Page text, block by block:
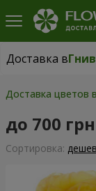
Доставка в
Доставка в
Доставка цветов
до 700 грн
Cортировка: